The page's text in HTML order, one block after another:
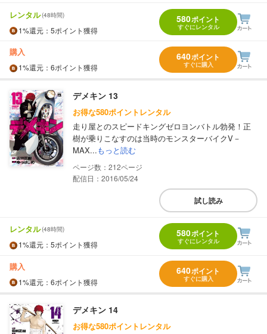
レンタル(48時間)
1%還元 ：5ポイント獲得
580ポイント
すぐにレンタル
購入
1%還元 ：6ポイント獲得
640ポイント
すぐに購入
デメキン 13
お得な580ポイントレンタル
走り屋とのスピードキングゼロヨンバトル勃発！正
樹が乗りこなすのは当時のモンスターバイクV－
MAX...もっと読む
212
配信日：2016/05/24
試し読み
レンタル(48時間)
1%還元 ：5ポイント獲得
580ポイント
すぐにレンタル
購入
1%還元 ：6ポイント獲得
640ポイント
すぐに購入
デメキン 14
お得な580ポイントレンタル